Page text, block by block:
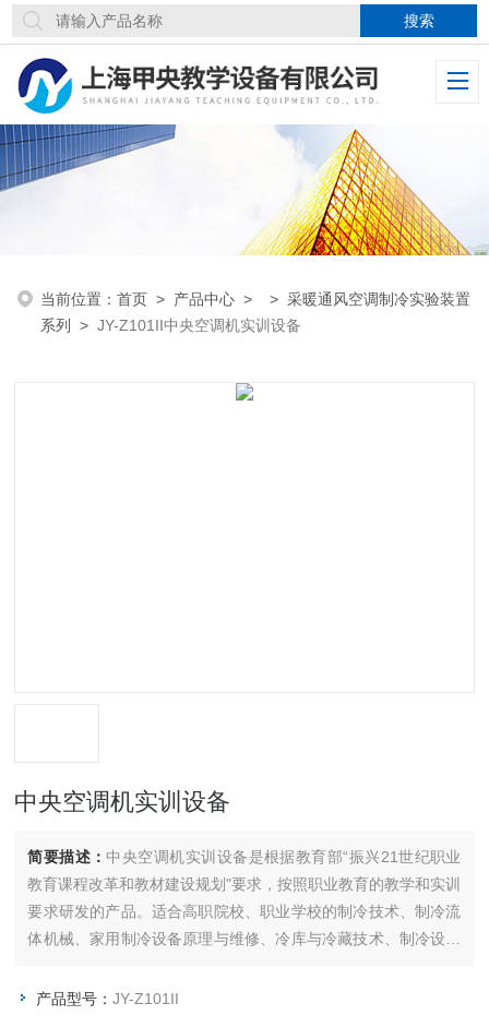
当前位置：首页 > 产品中心 > >采暖通风空调制冷实验装置
系列
>JY-Z101II中央空调机实训设备
中央空调机实训设备
简要描述：中央空调机实训设备是根据教育部“振兴21世纪职业
教育课程改革和教材建设规划"要求，按照职业教育的教学和实训
要求研发的产品。适合高职院校、职业学校的制冷技术、制冷流
体机械、家用制冷设备原理与维修、冷库与冷藏技术、制冷设备
技术专业理论知识和专业实践技能，从事空调、制冷设备及系统
产品型号：JY-Z101II